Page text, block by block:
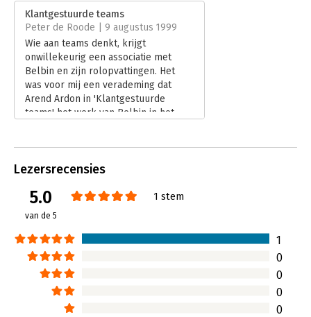
gevolgen van zulke teams voor organisatie-ontwerp, besturing
van de organisatie en ontwikkeling van de medewerkers, en
gaat in op de mogelijkheden van communicatie- en
informatietechnologie. De vele aansprekende voorbeelden
laten zien hoe u de adviezen kunt toepassen in uw eigen
Druk:
Hoofdrubriek:
Marketing
Klantgestuurde teams
Peter de Roode | 9 augustus 1999
Wie aan teams denkt, krijgt
onwillekeurig een associatie met
Belbin en zijn rolopvattingen. Het
was voor mij een verademing dat
Arend Ardon in 'Klantgestuurde
teams' het werk van Belbin in het
Lezersrecensies
5.0
van de 5
1 stem
1
0
0
0
0